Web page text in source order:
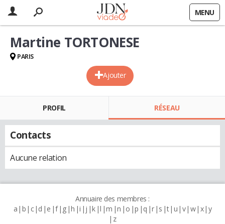
MENU
Ajouter
Martine TORTONESE
PARIS
PROFIL RÉSEAU
Contacts
Aucune relation
Annuaire des membres :
a b c d e f g h i j k l m n o p q r s t u v w x y
z